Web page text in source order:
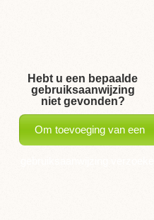
Hebt u een bepaalde
gebruiksaanwijzing
niet gevonden?
Om toevoeging van een